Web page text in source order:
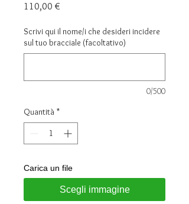
110,00 €
Scrivi qui il nome/i che desideri incidere
sul tuo bracciale (facoltativo)
0/500
Quantità *
Carica un file
Scegli immagine